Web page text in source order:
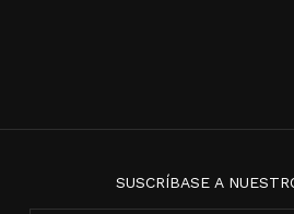
SUSCRÍBASE A